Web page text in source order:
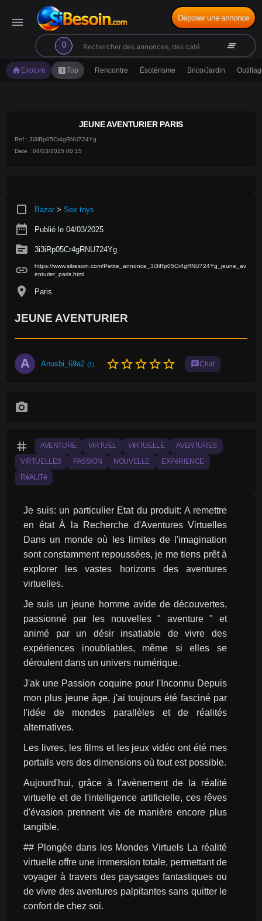
menu
0
search clear_all
Déposer une annonce
home Explore looks_oneTop Rencontre Ésotérisme Brico/Jardin
JEUNE AVENTURIER PARIS
Ref : 3i3iRp05Cr4gRNU724Yg
Date : 04/03/2025 00:15
crop_square Bazar > Sex toys
date_range Publié le 04/03/2025
source 3i3iRp05Cr4gRNU724Yg
link
https://www.sibesoin.com/Petite_annonce_3i3iRp05Cr4gRNU724Yg_jeune_av
enturier_paris.html
location_on Paris
JEUNE AVENTURIER
A Anusbi_69a2 (1) star_borderstar_borderstar_borderstar_borderstar_border chatChat
photo_camera
tag AVENTURE VIRTUEL VIRTUELLE AVENTURES
VIRTUELLES PASSION NOUVELLE EXPéRIENCE
RéALITé
Je suis: un particulier Etat du produit: A remettre
en état À la Recherche d'Aventures Virtuelles
Dans un monde où les limites de l'imagination
sont constamment repoussées, je me tiens prêt à
explorer les vastes horizons des aventures
virtuelles.
Je suis un jeune homme avide de découvertes,
passionné par les nouvelles " aventure " et
animé par un désir insatiable de vivre des
expériences inoubliables, même si elles se
déroulent dans un univers numérique.
J'ak une Passion coquine pour l'Inconnu Depuis
mon plus jeune âge, j'ai toujours été fasciné par
l'idée de mondes parallèles et de réalités
alternatives.
Les livres, les films et les jeux vidéo ont été mes
portails vers des dimensions où tout est possible.
Aujourd'hui, grâce à l'avènement de la réalité
virtuelle et de l'intelligence artificielle, ces rêves
d'évasion prennent vie de manière encore plus
tangible.
## Plongée dans les Mondes Virtuels La réalité
virtuelle offre une immersion totale, permettant de
voyager à travers des paysages fantastiques ou
de vivre des aventures palpitantes sans quitter le
confort de chez soi.